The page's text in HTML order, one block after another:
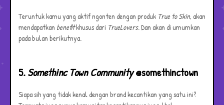
Teruntuk kamu yang aktif ngonten dengan produk True to Skin, akan
mendapatkan benefitkhusus dari TrueLovers. Dan akan di umumkan
pada bulan berikutnya.
5. Somethinc Town Community@somethinctown
Siapa sih yang tidak kenal dengan brand kecantikan yang satu ini?